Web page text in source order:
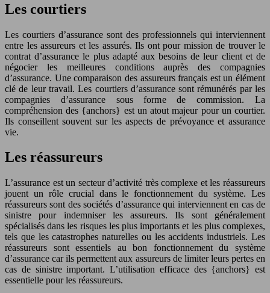
Les courtiers
Les courtiers d’assurance sont des professionnels qui interviennent
entre les assureurs et les assurés. Ils ont pour mission de trouver le
contrat d’assurance le plus adapté aux besoins de leur client et de
négocier les meilleures conditions auprès des compagnies
d’assurance. Une comparaison des assureurs français est un élément
clé de leur travail. Les courtiers d’assurance sont rémunérés par les
compagnies d’assurance sous forme de commission. La
compréhension des {anchors} est un atout majeur pour un courtier.
Ils conseillent souvent sur les aspects de prévoyance et assurance
vie.
Les réassureurs
L’assurance est un secteur d’activité très complexe et les réassureurs
jouent un rôle crucial dans le fonctionnement du système. Les
réassureurs sont des sociétés d’assurance qui interviennent en cas de
sinistre pour indemniser les assureurs. Ils sont généralement
spécialisés dans les risques les plus importants et les plus complexes,
tels que les catastrophes naturelles ou les accidents industriels. Les
réassureurs sont essentiels au bon fonctionnement du système
d’assurance car ils permettent aux assureurs de limiter leurs pertes en
cas de sinistre important. L’utilisation efficace des {anchors} est
essentielle pour les réassureurs.